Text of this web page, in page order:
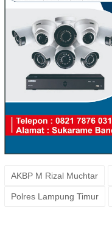
AKBP M Rizal Muchtar
Polres Lampung Timur